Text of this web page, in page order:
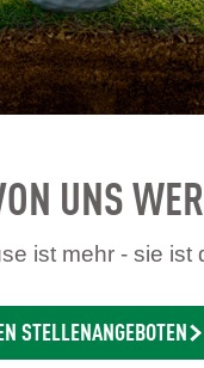
UNS
ist mehr - sie ist
STELLENANGEBOTEN